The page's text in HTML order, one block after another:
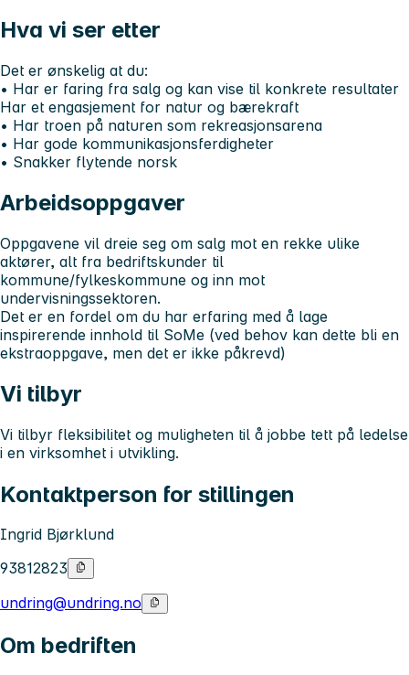
Hva vi ser etter
Det er ønskelig at du:
• Har er faring fra salg og kan vise til konkrete resultater
Har et engasjement for natur og bærekraft
• Har troen på naturen som rekreasjonsarena
• Har gode kommunikasjonsferdigheter
• Snakker flytende norsk
Arbeidsoppgaver
Oppgavene vil dreie seg om salg mot en rekke ulike
aktører, alt fra bedriftskunder til
kommune/fylkeskommune og inn mot
undervisningssektoren.
Det er en fordel om du har erfaring med å lage
inspirerende innhold til SoMe (ved behov kan dette bli en
ekstraoppgave, men det er ikke påkrevd)
Vi tilbyr
Vi tilbyr fleksibilitet og muligheten til å jobbe tett på ledelse
i en virksomhet i utvikling.
Kontaktperson for stillingen
Ingrid Bjørklund
93812823
undring@undring.no
Om bedriften